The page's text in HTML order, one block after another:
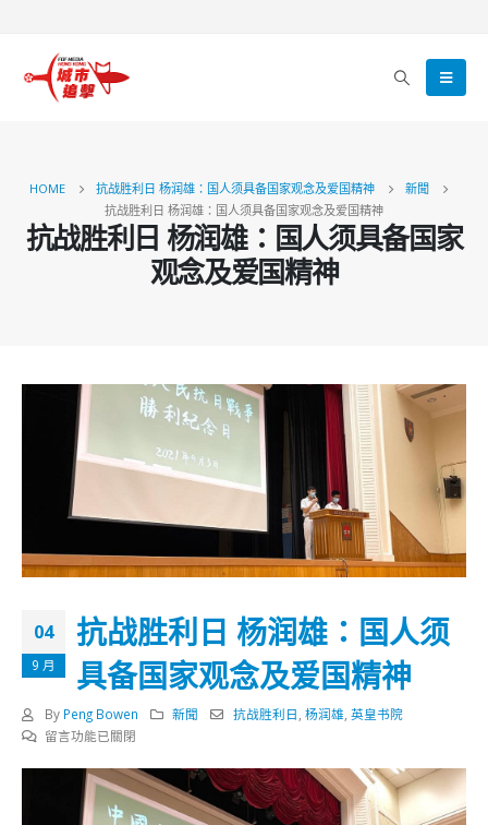
HOME 抗战胜利日 杨润雄：国人须具备国家观念及爱国精神
新聞
抗战胜利日 杨润雄：国人须具备国家观念及爱国精神
抗战胜利日 杨润雄：国人须具备国家
观念及爱国精神
04
9 月
抗战胜利日 杨润雄：国人须
具备国家观念及爱国精神
By Peng Bowen 新聞 抗战胜利日,杨润雄,英皇书院
在
留言功能已關閉